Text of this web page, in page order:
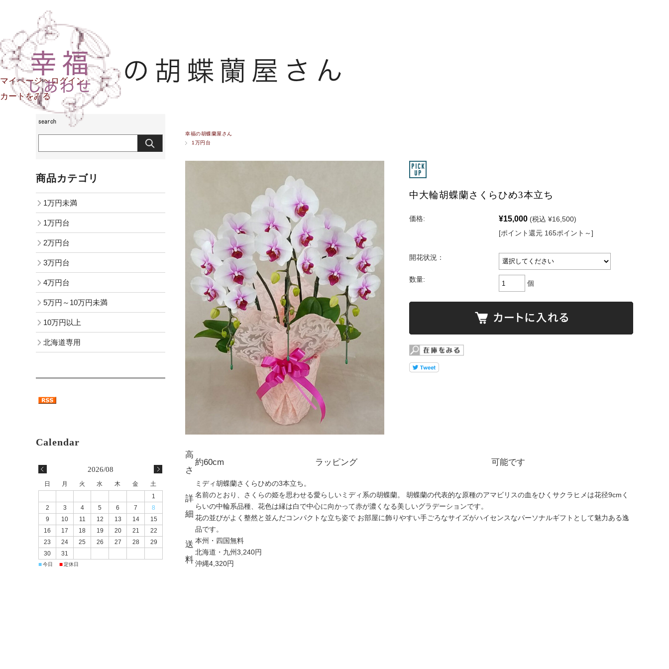
マイページへログイン
カートをみる
幸福の胡蝶蘭屋さん
1万円台
中大輪胡蝶蘭さくらひめ3本立ち
価格: ¥15,000 (税込 ¥16,500)
[ポイント還元 165ポイント～]
開花状況：
数量: 個
高
さ
約60cm ラッピング 可能です
詳
細
ミディ胡蝶蘭さくらひめの3本立ち。
名前のとおり、さくらの姫を思わせる愛らしいミディ系の胡蝶蘭。 胡蝶蘭の代表的な原種のアマビリスの血をひくサクラヒメは花径9cmく
らいの中輪系品種、花色は縁は白で中心に向かって赤が濃くなる美しいグラデーションです。
花の並びがよく整然と並んだコンパクトな立ち姿で お部屋に飾りやすい手ごろなサイズがハイセンスなパーソナルギフトとして魅力ある逸
品です。
送
料
本州・四国無料
北海道・九州3,240円
沖縄4,320円
商品カテゴリ
1万円未満
1万円台
2万円台
3万円台
4万円台
5万円～10万円未満
10万円以上
北海道専用
2026/08
日 月 火 水 木 金
土
1
2
3 4 5 6 7
8
9
10 11 12 13 14
15
16
17 18 19 20 21
22
23
24 25 26 27 28
29
30
31
■今日 ■定休日